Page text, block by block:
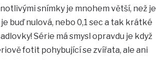
snímky je mnohem větší, než je
buď nulová, nebo 0,1 sec a tak krátké
Série má smysl opravdu je když
fotit pohybující se zvířata, ale ani